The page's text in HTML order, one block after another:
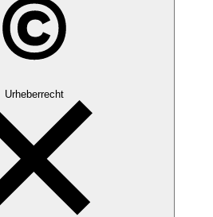
Urheberrecht